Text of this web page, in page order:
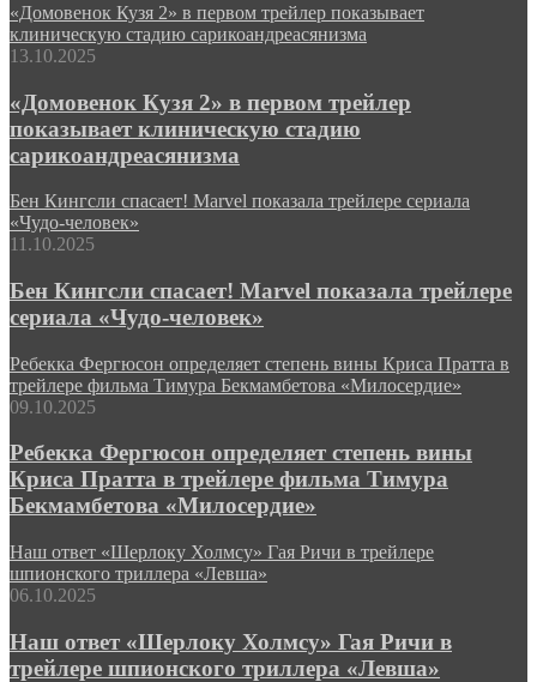
«Домовенок Кузя 2» в первом трейлер показывает
клиническую стадию сарикоандреасянизма
13.10.2025
«Домовенок Кузя 2» в первом трейлер
показывает клиническую стадию
сарикоандреасянизма
Бен Кингсли спасает! Marvel показала трейлере сериала
«Чудо-человек»
11.10.2025
Бен Кингсли спасает! Marvel показала трейлере
сериала «Чудо-человек»
Ребекка Фергюсон определяет степень вины Криса Пратта в
трейлере фильма Тимура Бекмамбетова «Милосердие»
09.10.2025
Ребекка Фергюсон определяет степень вины
Криса Пратта в трейлере фильма Тимура
Бекмамбетова «Милосердие»
Наш ответ «Шерлоку Холмсу» Гая Ричи в трейлере
шпионского триллера «Левша»
06.10.2025
Наш ответ «Шерлоку Холмсу» Гая Ричи в
трейлере шпионского триллера «Левша»